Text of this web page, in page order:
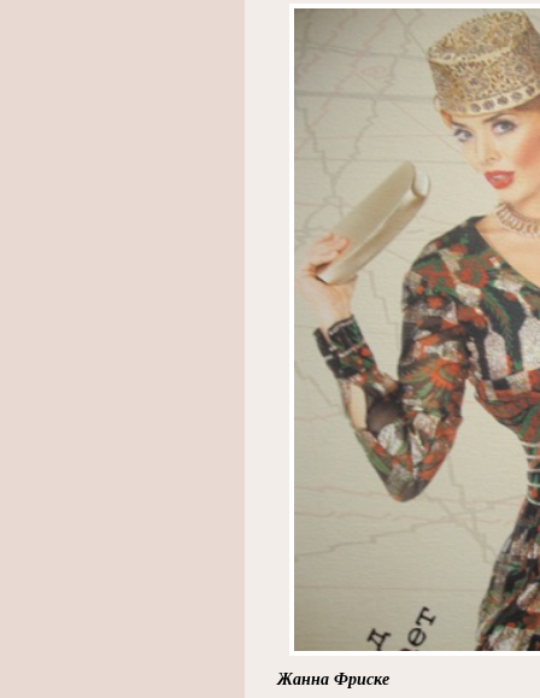
Жанна Фриске